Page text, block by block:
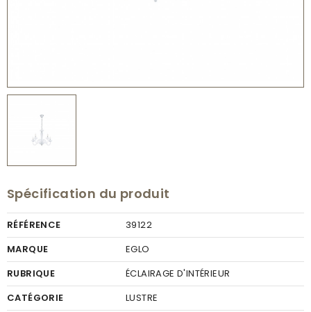
Spécification du produit
RÉFÉRENCE
39122
MARQUE
EGLO
RUBRIQUE
ÉCLAIRAGE D'INTÉRIEUR
CATÉGORIE
LUSTRE